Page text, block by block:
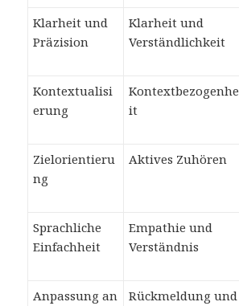
Klarheit und
Präzision
Klarheit und
Verständlichkeit
Kontextualisi
erung
Kontextbezogenhe
it
Zielorientieru
ng
Aktives Zuhören
Sprachliche
Einfachheit
Empathie und
Verständnis
Anpassung an
Rückmeldung und